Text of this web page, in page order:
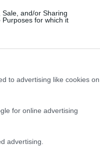
and/or Sharing
for which it
to advertising like cookies on
for online advertising
advertising.